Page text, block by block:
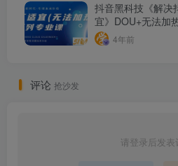
抖音黑科技《解决
宜》DOU+无法加
4年前
评论 抢沙发
请登录后发表